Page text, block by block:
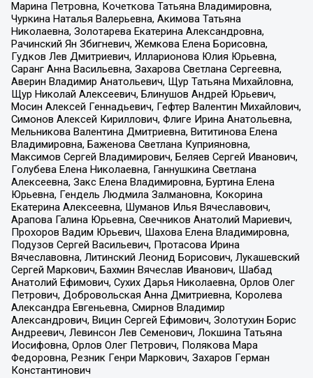
Марина Петровна, Кочеткова Татьяна Владимировна,
Чуркина Наталья Валерьевна, Акимова Татьяна
Николаевна, Золотарева Екатерина Александровна,
Рачинский Ян Збигневич, Жемкова Елена Борисовна,
Гудков Лев Дмитриевич, Илларионова Юлия Юрьевна,
Саранг Анна Васильевна, Захарова Светлана Сергеевна,
Аверин Владимир Анатольевич, Щур Татьяна Михайловна,
Щур Николай Алексеевич, Блинушов Андрей Юрьевич,
Мосин Алексей Геннадьевич, Гефтер Валентин Михайлович,
Симонов Алексей Кириллович, Флиге Ирина Анатольевна,
Мельникова Валентина Дмитриевна, Вититинова Елена
Владимировна, Баженова Светлана Куприяновна,
Максимов Сергей Владимирович, Беляев Сергей Иванович,
Голубева Елена Николаевна, Ганнушкина Светлана
Алексеевна, Закс Елена Владимировна, Буртина Елена
Юрьевна, Гендель Людмила Залмановна, Кокорина
Екатерина Алексеевна, Шуманов Илья Вячеславович,
Арапова Галина Юрьевна, Свечников Анатолий Мариевич,
Прохоров Вадим Юрьевич, Шахова Елена Владимировна,
Подузов Сергей Васильевич, Протасова Ирина
Вячеславовна, Литинский Леонид Борисович, Лукашевский
Сергей Маркович, Бахмин Вячеслав Иванович, Шабад
Анатолий Ефимович, Сухих Дарья Николаевна, Орлов Олег
Петрович, Добровольская Анна Дмитриевна, Королева
Александра Евгеньевна, Смирнов Владимир
Александрович, Вицин Сергей Ефимович, Золотухин Борис
Андреевич, Левинсон Лев Семенович, Локшина Татьяна
Иосифовна, Орлов Олег Петрович, Полякова Мара
Федоровна, Резник Генри Маркович, Захаров Герман
Константинович